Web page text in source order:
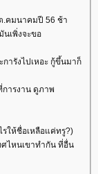
.คมนาคมปี 56 ช้า
นเพิ่งจะขอ
ารังไปเหอะ กู้ขึ้นมาก็
ารงาน ดูภาพ
ให้ชื่อเหลือแค่ทรู?)
ศไหนเขาทำกัน ที่อื่น